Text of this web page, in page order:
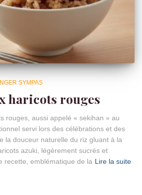
SYMPAS
haricots rouges
rouges, aussi appelé « sekihan » au
servi lors des célébrations et des
la douceur naturelle du riz gluant à la
azuki, légèrement sucrés et
recette, emblématique de la Lire la suite